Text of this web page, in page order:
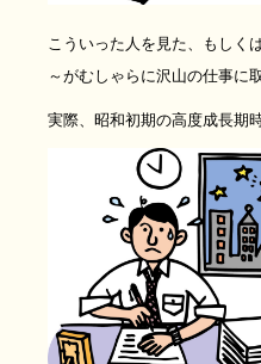
こういった人を見た、もしく
～がむしゃらに沢山の仕事に
実際、昭和初期の高度成長期